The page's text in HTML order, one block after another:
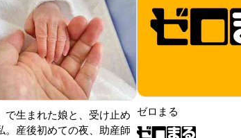
で生まれた娘と、受け止め
。産後初めての夜、助産師
ゼロまる